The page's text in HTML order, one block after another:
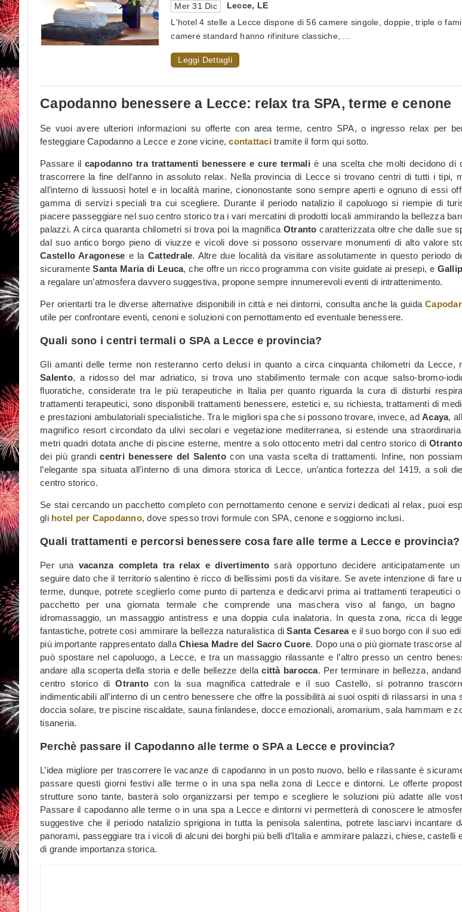
Mer 31 Dic
Lecce, LE
L'hotel 4 stelle a Lecce dispone di 56 camere singole, doppie, triple o
camere standard hanno rifiniture classiche, ...
Leggi Dettagli
Capodanno benessere a Lecce: relax tra SPA, terme e cenone
Se vuoi avere ulteriori informazioni su offerte con area terme, centro SPA, o ingresso relax per
festeggiare Capodanno a Lecce e zone vicine,contattacitramite il form qui sotto.
Passare il capodanno tra trattamenti benessere e cure termali è una scelta che molti decidono di
trascorrere la fine dell’anno in assoluto relax. Nella provincia di Lecce si trovano centri di tutti i tipi,
all’interno di lussuosi hotel e in località marine, ciononostante sono sempre aperti e ognuno di essi
gamma di servizi speciali tra cui scegliere. Durante il periodo natalizio il capoluogo si riempie di
piacere passeggiare nel suo centro storico tra i vari mercatini di prodotti locali ammirando la bellezza
palazzi. A circa quaranta chilometri si trova poi la magnifica Otrantocaratterizzata oltre che dalle sue
dal suo antico borgo pieno di viuzze e vicoli dove si possono osservare monumenti di alto valore
Castello Aragonese e la Cattedrale. Altre due località da visitare assolutamente in questo periodo
sicuramenteSanta Maria di Leuca, che offre un ricco programma con visite guidate ai presepi, e
a regalare un’atmosfera davvero suggestiva, propone sempre innumerevoli eventi di intrattenimento.
Per orientarti tra le diverse alternative disponibili in città e nei dintorni, consulta anche la guida
utile per confrontare eventi, cenoni e soluzioni con pernottamento ed eventuale benessere.
Quali sono i centri termali o SPA a Lecce e provincia?
Gli amanti delle terme non resteranno certo delusi in quanto a circa cinquanta chilometri da Lecce,
Salento, a ridosso del mar adriatico, si trova uno stabilimento termale con acque salso-bromo-
fluoratiche, considerate tra le più terapeutiche in Italia per quanto riguarda la cura di disturbi
trattamenti terapeutici, sono disponibili trattamenti benessere, estetici e, su richiesta, trattamenti di
e prestazioni ambulatoriali specialistiche. Tra le migliori spa che si possono trovare, invece, adAcaya,
magnifico resort circondato da ulivi secolari e vegetazione mediterranea, si estende una
metri quadri dotata anche di piscine esterne, mentre a solo ottocento metri dal centro storico diOtranto
dei più grandicentri benessere del Salentocon una vasta scelta di trattamenti. Infine, non
l’elegante spa situata all’interno di una dimora storica di Lecce, un’antica fortezza del 1419, a soli
centro storico.
Se stai cercando un pacchetto completo con pernottamento cenone e servizi dedicati al relax, puoi
gli hotel per Capodanno, dove spesso trovi formule con SPA, cenone e soggiorno inclusi.
Quali trattamenti e percorsi benessere cosa fare alle terme a Lecce e provincia?
Per una vacanza completa tra relax e divertimento sarà opportuno decidere anticipatamente
seguire dato che il territorio salentino è ricco di bellissimi posti da visitare. Se avete intenzione di fare
terme, dunque, potrete sceglierlo come punto di partenza e dedicarvi prima ai trattamenti terapeutici
pacchetto per una giornata termale che comprende una maschera viso al fango, un bagno
idromassaggio, un massaggio antistress e una doppia cula inalatoria. In questa zona, ricca di
fantastiche, potrete così ammirare la bellezza naturalistica diSanta Cesareae il suo borgo con il suo
più importante rappresentato dallaChiesa Madre del Sacro Cuore. Dopo una o più giornate trascorse
può spostare nel capoluogo, a Lecce, e tra un massaggio rilassante e l’altro presso un centro
andare alla scoperta della storia e delle bellezze dellacittà barocca. Per terminare in bellezza,
centro storico diOtrantocon la sua magnifica cattedrale e il suo Castello, si potranno
indimenticabili all’interno di un centro benessere che offre la possibilità ai suoi ospiti di rilassarsi in una
doccia solare, tre piscine riscaldate, sauna finlandese, docce emozionali, aromarium, sala hammam e
tisaneria.
Perchè passare il Capodanno alle terme o SPA a Lecce e provincia?
L’idea migliore per trascorrere le vacanze di capodanno in un posto nuovo, bello e rilassante è
passare questi giorni festivi alle terme o in una spa nella zona di Lecce e dintorni. Le offerte
strutture sono tante, basterà solo organizzarsi per tempo e scegliere le soluzioni più adatte alle
Passare il capodanno alle terme o in una spa a Lecce e dintorni vi permetterà di conoscere le
suggestive che il periodo natalizio sprigiona in tutta la penisola salentina, potrete lasciarvi incantare
panorami, passeggiare tra i vicoli di alcuni dei borghi più belli d’Italia e ammirare palazzi, chiese, castelli
di grande importanza storica.